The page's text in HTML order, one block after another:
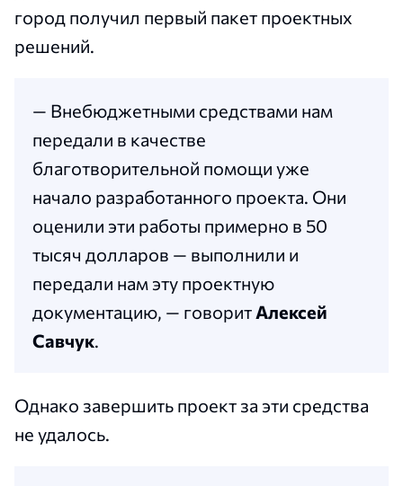
город получил первый пакет проектных
решений.
— Внебюджетными средствами нам
передали в качестве
благотворительной помощи уже
начало разработанного проекта. Они
оценили эти работы примерно в 50
тысяч долларов — выполнили и
передали нам эту проектную
документацию, — говоритАлексей
Савчук.
Однако завершить проект за эти средства
не удалось.